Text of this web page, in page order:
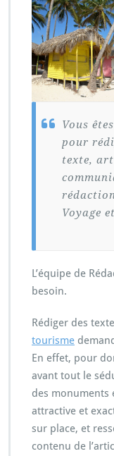
Vous
pour
texte,
Voyage
L’équipe de
besoin.
Rédiger des
tourisme
En effet, pour
avant tout le
des monuments
attractive et
sur place, et
contenu de